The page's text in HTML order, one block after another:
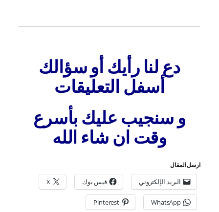
دع لنا رأيك أو سؤالك
أسفل التعليقات
و سنجيب عليك بأسرع
وقت ان شاء الله
ارسل المقال
البريد الإلكتروني فيس بوك X
WhatsApp
Pinterest